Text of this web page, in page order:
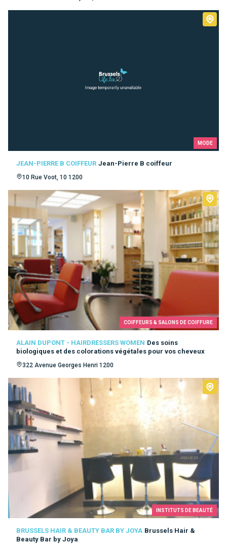
MODE
JEAN-PIERRE B COIFFEUR Jean-Pierre B coiffeur
10 Rue Voot, 10 1200
COIFFEURS & SALONS DE COIFFURE
ALAIN DUPONT - HAIRDRESSERS WOMEN Des soins
biologiques et des colorations végétales pour vos cheveux
322 Avenue Georges Henri 1200
INSTITUTS DE BEAUTÉ
BRUSSELS HAIR & BEAUTY BAR BY JOYA Brussels Hair &
Beauty Bar by Joya